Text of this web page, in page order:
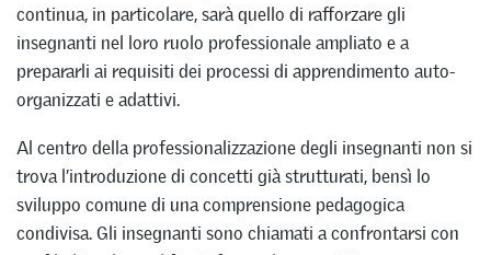
continua, in particolare, sarà quello di rafforzare gli
insegnanti nel loro ruolo professionale ampliato e a
prepararli ai requisiti dei processi di apprendimento auto-
organizzati e adattivi.
Al centro della professionalizzazione degli insegnanti non si
trova l’introduzione di concetti già strutturati, bensì lo
sviluppo comune di una comprensione pedagogica
condivisa. Gli insegnanti sono chiamati a confrontarsi con